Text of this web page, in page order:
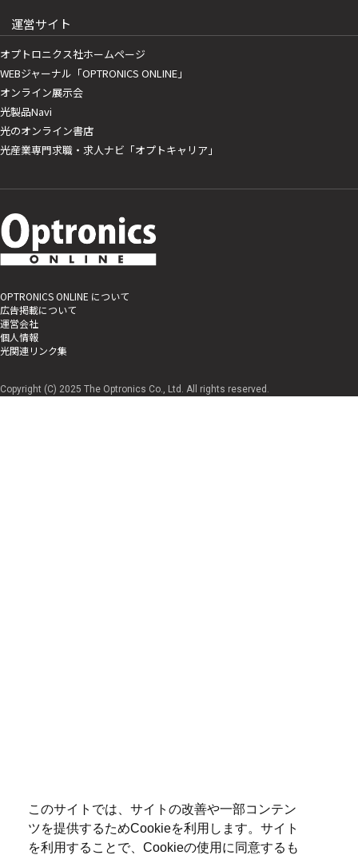
このサイトでは、サイトの改善や一部コンテン
ツを提供するためCookieを利用します。サイト
を利用することで、Cookieの使用に同意するも
運営サイト
オプトロニクス社ホームページ
WEBジャーナル「OPTRONICS ONLINE」
オンライン展示会
光製品Navi
光のオンライン書店
光産業専門求職・求人ナビ「オプトキャリア」
OPTRONICS ONLINE について
広告掲載について
運営会社
個人情報
光関連リンク集
Copyright (C) 2025 The Optronics Co., Ltd. All rights reserved.